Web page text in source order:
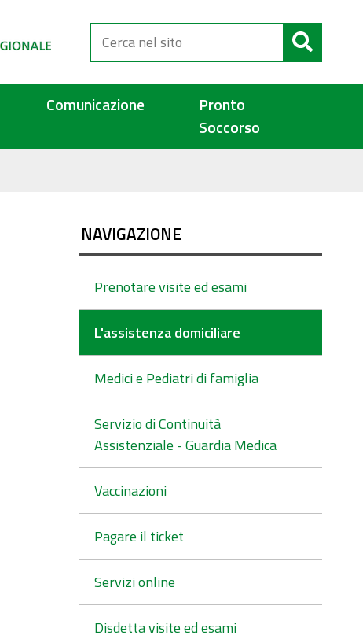
Cerca
nel
Comunicazione
Pronto
Soccorso
NAVIGAZIONE
Prenotare visite ed esami
L'assistenza domiciliare
Medici e Pediatri di famiglia
Servizio di Continuità
Assistenziale - Guardia Medica
Vaccinazioni
Pagare il ticket
Servizi online
Disdetta visite ed esami